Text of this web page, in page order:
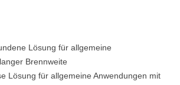
Lösung für allgemeine
Brennweite
Lösung für allgemeine Anwendungen mit